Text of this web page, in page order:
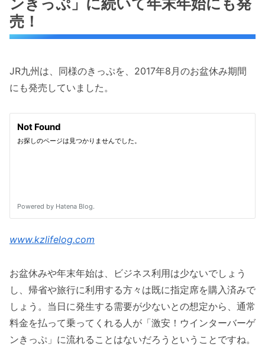
売！
JR九州は、同様のきっぷを、2017年8月のお盆休み期間
にも発売していました。
www.kzlifelog.com
お盆休みや年末年始は、ビジネス利用は少ないでしょう
し、帰省や旅行に利用する方々は既に指定席を購入済みで
しょう。当日に発生する需要が少ないとの想定から、通常
料金を払って乗ってくれる人が「激安！ウインターバーゲ
ンきっぷ」に流れることはないだろうということですね。